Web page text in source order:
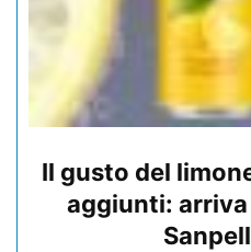
Il gusto del
aggiunti: